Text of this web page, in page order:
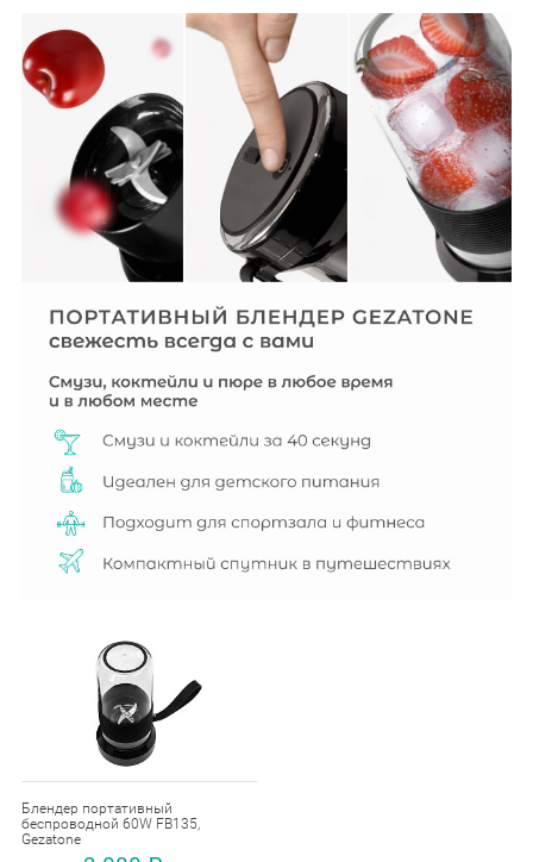
Блендер портативный
беспроводной 60W FB135,
Gezatone